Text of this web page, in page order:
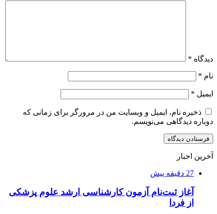
دیدگاه *
نام *
ایمیل *
ذخیره نام، ایمیل و وبسایت من در مرورگر برای زمانی که
دوباره دیدگاهی می‌نویسم.
آخرین اخبار
27 دقیقه پیش
آغاز ثبت‌نام‌ آزمون کارشناسی ارشد علوم پزشکی
از فردا